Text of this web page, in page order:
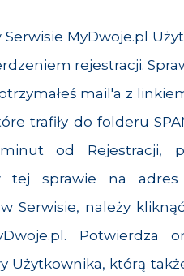
Serwisie MyDwoje.pl
rejestracji.
mail'a z
trafiły do folderu
minut od Rejestracji,
tej sprawie na adres
Serwisie, należy
Potwierdza
Użytkownika, którą